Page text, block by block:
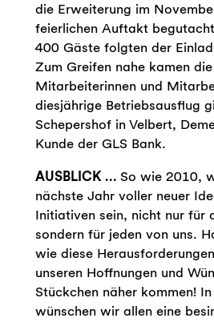
die Erweiterung im
feierlichen Auftakt
400 Gäste folgten der
Zum Greifen nahe kamen
Mitarbeiterinnen und
diesjährige Betriebsausflug
Schepershof in Velbert,
Kunde der GLS Bank.
AUSBLICK …So wie 2010,
nächste Jahr voller neuer
Initiativen sein, nicht nur für
sondern für jeden von uns.
wie diese
unseren Hoffnungen und
Stückchen näher kommen!
wünschen wir allen eine